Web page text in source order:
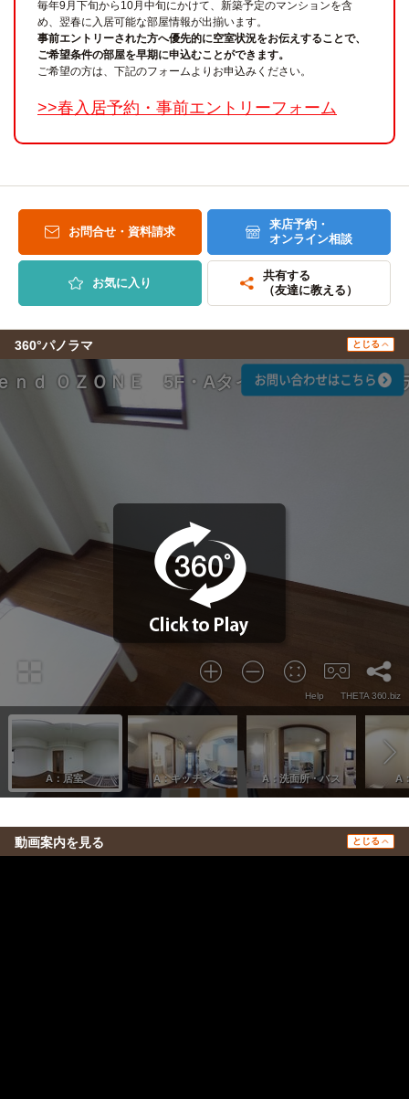
毎年9月下旬から10月中旬にかけて、新築予定のマンションを含
め、翌春に入居可能な部屋情報が出揃います。
事前エントリーされた方へ優先的に空室状況をお伝えすることで、
ご希望条件の部屋を早期に申込むことができます。
ご希望の方は、下記のフォームよりお申込みください。
>>春入居予約・事前エントリーフォーム
お問合せ・資料請求
来店予約・
オンライン相談
お気に入り
共有する
（友達に教える）
360°パノラマ とじる
動画案内を見る とじる